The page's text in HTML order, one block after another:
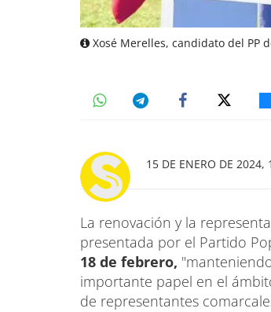
Xosé Merelles, candidato del PP
15 DE ENERO DE 2024,
La renovación y la
presentada por el Partido
18 de febrero,
importante papel en el
de representantes